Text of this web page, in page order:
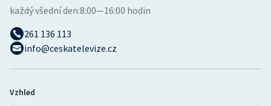
každý všední den:8:00—16:00 hodin
261 136 113
info@ceskatelevize.cz
Vzhled